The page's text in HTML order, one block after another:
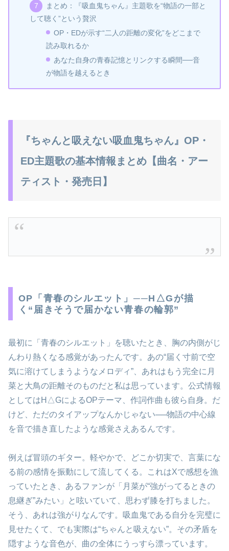
まとめ：『吸血鬼ちゃん』主題歌を“物語の一部と
して聴く”という贅沢
OP・EDが示す“二人の距離の変化”をどこまで
読み取れるか
あなた自身の青春記憶とリンクする瞬間──音
が物語を越えるとき
『ちゃんと吸えない吸血鬼ちゃん』OP・
ED主題歌の基本情報まとめ【曲名・アー
ティスト・発売日】
OP「青春のシルエット」──H△Gが描
く“届きそうで届かない青春の輪郭”
最初に「青春のシルエット」を聴いたとき、胸の内側がじ
んわり熱くなる感覚があったんです。あの“届く寸前で空
気に溶けてしまうようなメロディ”、あれはもう完全に月
菜と大鳥の距離そのものだと私は思っています。公式情報
としてはH△GによるOPテーマ、作詞作曲も彼ら自身。だ
けど、ただのタイアップなんかじゃない──物語の中心線
を音で描き直したような感覚さえあるんです。
例えば冒頭のギター。軽やかで、どこか切実で、言葉にな
る前の感情を振動にして流してくる。これはXで感想を漁
っていたとき、あるファンが「月菜が“強がってるときの
息継ぎ”みたい」と呟いていて、思わず膝を打ちました。
そう、あれは強がりなんです。吸血鬼である自分を完璧に
見せたくて、でも実際は“ちゃんと吸えない”。その矛盾を
隠すような音色が、曲の全体にうっすら漂っています。